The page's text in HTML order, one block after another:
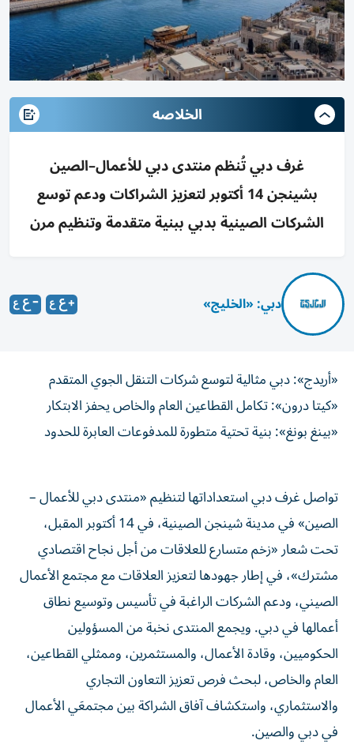
الخلاصه
غرف دبي تُنظم منتدى دبي للأعمال–الصين
بشينجن 14 أكتوبر لتعزيز الشراكات ودعم توسع
الشركات الصينية بدبي ببنية متقدمة وتنظيم مرن
دبي: «الخليج»
«أريدج»: دبي مثالية لتوسع شركات التنقل الجوي المتقدم
«كيتا درون»: تكامل القطاعين العام والخاص يحفز الابتكار
«بينغ بونغ»: بنية تحتية متطورة للمدفوعات العابرة للحدود
تواصل غرف دبي استعداداتها لتنظيم «منتدى دبي للأعمال –
الصين» في مدينة شينجن الصينية، في 14 أكتوبر المقبل،
تحت شعار «زخم متسارع للعلاقات من أجل نجاح اقتصادي
مشترك»، في إطار جهودها لتعزيز العلاقات مع مجتمع الأعمال
الصيني، ودعم الشركات الراغبة في تأسيس وتوسيع نطاق
أعمالها في دبي. ويجمع المنتدى نخبة من المسؤولين
الحكوميين، وقادة الأعمال، والمستثمرين، وممثلي القطاعين،
العام والخاص، لبحث فرص تعزيز التعاون التجاري
والاستثماري، واستكشاف آفاق الشراكة بين مجتمعَي الأعمال
في دبي والصين.